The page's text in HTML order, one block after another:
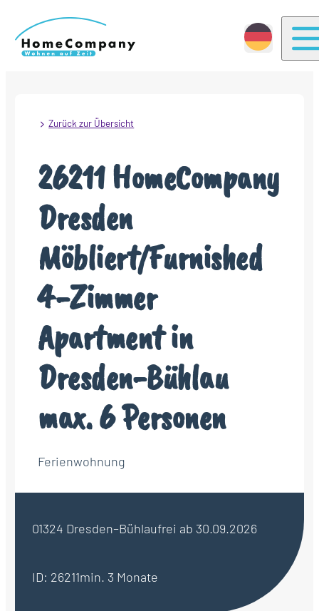
Zurück zur Übersicht
26211 HomeCompany
Dresden
Möbliert/Furnished
4-Zimmer
Apartment in
Dresden-Bühlau
max. 6 Personen
Ferienwohnung
01324 Dresden–Bühlaufrei ab 30.09.2026
ID: 26211min. 3 Monate